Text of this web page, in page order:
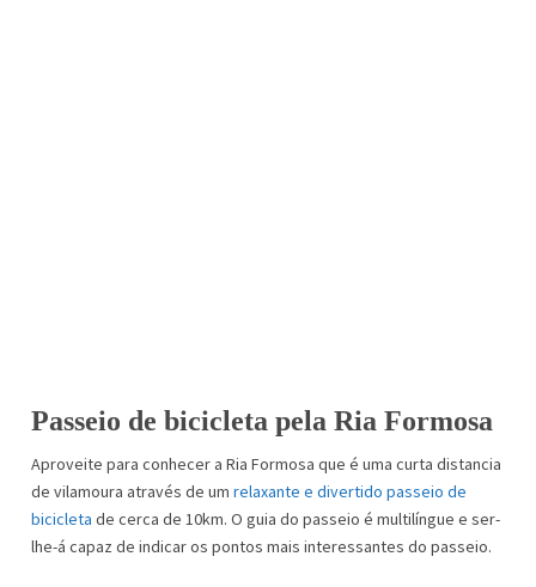
Passeio de bicicleta pela Ria Formosa
Aproveite para conhecer a Ria Formosa que é uma curta distancia
de vilamoura através de um relaxante e divertido passeio de
bicicleta de cerca de 10km. O guia do passeio é multilíngue e ser-
lhe-á capaz de indicar os pontos mais interessantes do passeio.